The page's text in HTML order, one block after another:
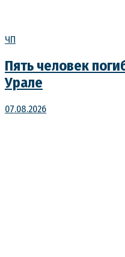
ЧП
Пять человек
Урале
07.08.2026